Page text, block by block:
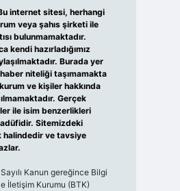
internet sitesi, herhangi
veya şahıs şirketi ile
bulunmamaktadır.
kendi hazırladığımız
Burada yer
niteliği taşımamakta
ve kişiler hakkında
Gerçek
ile isim benzerlikleri
Sitemizdeki
halindedir ve tavsiye
Kanun gereğince Bilgi
İletişim Kurumu (BTK)